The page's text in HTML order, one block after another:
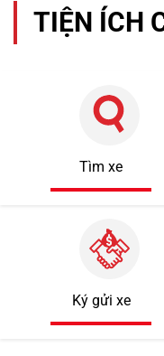
TIỆN ÍCH
Tìm xe
Ký gửi xe